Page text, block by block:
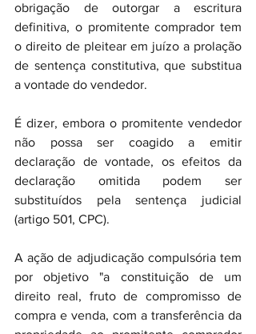
obrigação de outorgar a escritura
definitiva, o promitente comprador tem
o direito de pleitear em juízo a prolação
de sentença constitutiva, que substitua
a vontade do vendedor.
É dizer, embora o promitente vendedor
não possa ser coagido a emitir
declaração de vontade, os efeitos da
declaração omitida podem ser
substituídos pela sentença judicial
(artigo 501, CPC).
A ação de adjudicação compulsória tem
por objetivo "a constituição de um
direito real, fruto de compromisso de
compra e venda, com a transferência da